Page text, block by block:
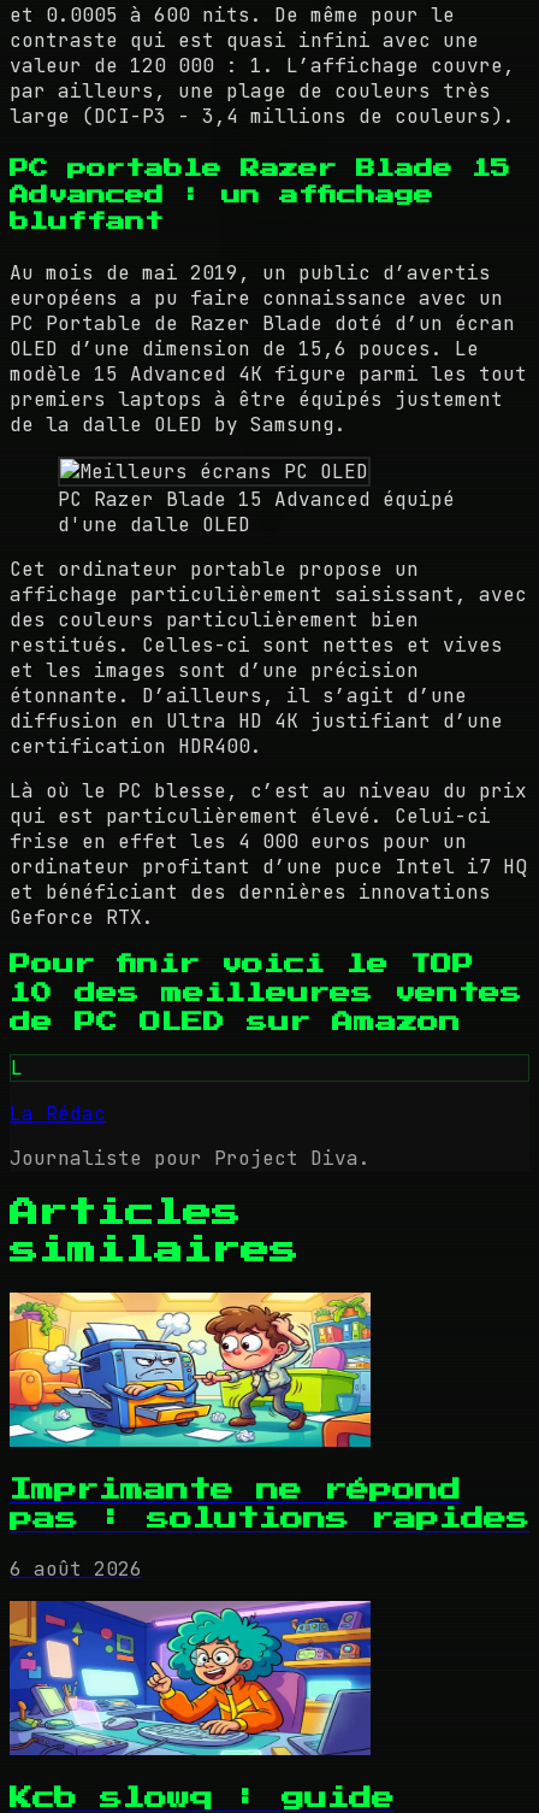
et 0.0005 à 600 nits. De même pour le
contraste qui est quasi infini avec une
valeur de 120 000 : 1. L’affichage couvre,
par ailleurs, une plage de couleurs très
large (DCI-P3 - 3,4 millions de couleurs).
PC portable Razer Blade 15
Advanced : un affichage
bluffant
Au mois de mai 2019, un public d’avertis
européens a pu faire connaissance avec un
PC Portable de Razer Blade doté d’un écran
OLED d’une dimension de 15,6 pouces. Le
modèle 15 Advanced 4K figure parmi les tout
premiers laptops à être équipés justement
de la dalle OLED by Samsung.
PC Razer Blade 15 Advanced équipé
d'une dalle OLED
Cet ordinateur portable propose un
affichage particulièrement saisissant, avec
des couleurs particulièrement bien
restitués. Celles-ci sont nettes et vives
et les images sont d’une précision
étonnante. D’ailleurs, il s’agit d’une
diffusion en Ultra HD 4K justifiant d’une
certification HDR400.
Là où le PC blesse, c’est au niveau du prix
qui est particulièrement élevé. Celui-ci
frise en effet les 4 000 euros pour un
ordinateur profitant d’une puce Intel i7 HQ
et bénéficiant des dernières innovations
Geforce RTX.
Pour finir voici le TOP
10 des meilleures ventes
de PC OLED sur Amazon
L
La Rédac
Journaliste pour Project Diva.
Articles
similaires
Imprimante ne répond
pas : solutions rapides
6 août 2026
Kcb slowq : guide